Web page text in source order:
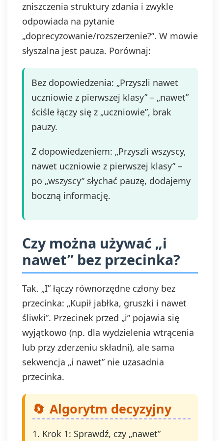
zniszczenia struktury zdania i zwykle
odpowiada na pytanie
„doprecyzowanie/rozszerzenie?”. W mowie
słyszalna jest pauza. Porównaj:
Bez dopowiedzenia: „Przyszli nawet
uczniowie z pierwszej klasy” – „nawet”
ściśle łączy się z „uczniowie”, brak
pauzy.
Z dopowiedzeniem: „Przyszli wszyscy,
nawet uczniowie z pierwszej klasy” –
po „wszyscy” słychać pauzę, dodajemy
boczną informację.
Czy można używać „i
nawet” bez przecinka?
Tak. „I” łączy równorzędne człony bez
przecinka: „Kupił jabłka, gruszki i nawet
śliwki”. Przecinek przed „i” pojawia się
wyjątkowo (np. dla wydzielenia wtrącenia
lub przy zderzeniu składni), ale sama
sekwencja „i nawet” nie uzasadnia
przecinka.
Algorytm decyzyjny
Krok 1: Sprawdź, czy „nawet”